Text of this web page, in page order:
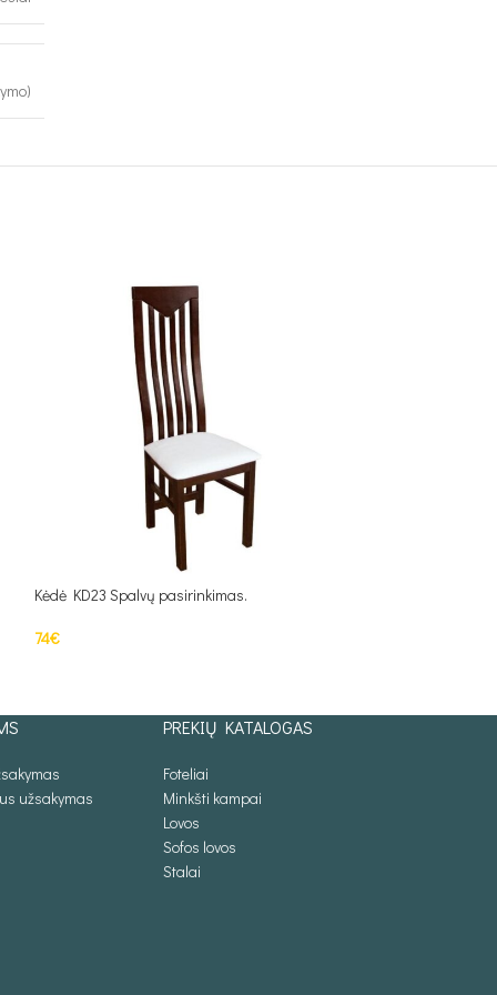
Kėdė KD23 Spalvų pasirinkimas.
74€
užsakymas
PREKIŲ KATALOGAS
Foteliai
Minkšti kampai
Lovos
Sofos lovos
Stalai